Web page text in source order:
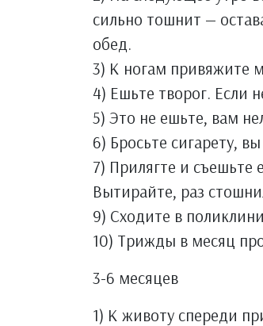
сильно тошнит —
обед.
3) К ногам привяжите
4) Ешьте творог. Если
5) Это не ешьте, вам
6) Бросьте сигарету,
7) Прилягте и съешьте
Вытирайте, раз
9) Сходите в
10) Трижды в месяц
3-6 месяцев
1) К животу спереди